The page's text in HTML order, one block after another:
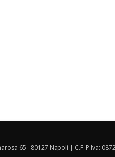
65 - 80127 Napoli | C.F. P.Iva: